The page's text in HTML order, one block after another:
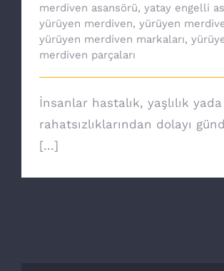
merdiven asansörü, yatay engelli
yürüyen merdiven, yürüyen
yürüyen merdiven markaları,
merdiven parçaları
İnsanlar hastalık, yaşlılık
rahatsızlıklarından dolayı
[...]